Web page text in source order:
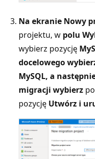
Na ekranie Nowy
projektu, w polu
wybierz pozycję
docelowego
MySQL, a
migracji wybierz
pozycję Utwórz i